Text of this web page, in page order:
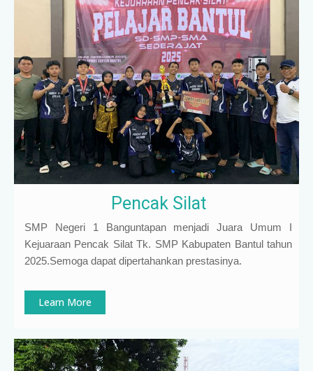
Pencak Silat
SMP Negeri 1 Banguntapan menjadi Juara Umum I
Kejuaraan Pencak Silat Tk. SMP Kabupaten Bantul tahun
2025.Semoga dapat dipertahankan prestasinya.
Learn More